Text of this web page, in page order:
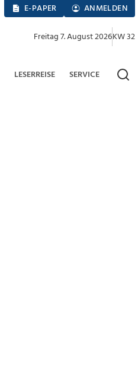
E-PAPER ANMELDEN
Freitag 7. August 2026KW 32
LESERREISE SERVICE